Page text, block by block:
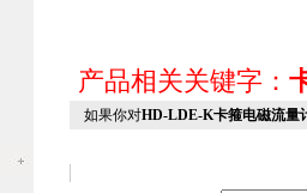
产品相关关键字：
如果你对HD-LDE-K卡箍电磁流量